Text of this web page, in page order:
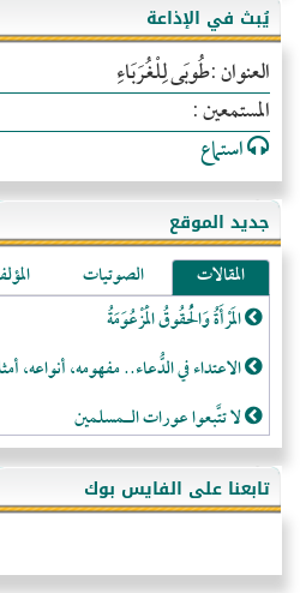
يُبث في الإذاعة
العنوان :طُوبَى لِلْغُرَبَاءِ
المستمعين :
استماع
جديد الموقع
المقالات الصوتيات
المَرْأَةُ وَالْحُقُوقُ الْمَزْعُوَمَةُ
الاعتداء في الدُّعاء.. مفهومه، أنواعه،
لا تتَّبعوا عورات الـمسلمين
فقه النَّصيحة عند الصَّحابة الكرام رضي
لَا عِزَّةَ إِلَّا بِالإِسْلَامِ
هذه سبيلنا فماذا تنقمون؟!
تابعنا على الفايس بوك